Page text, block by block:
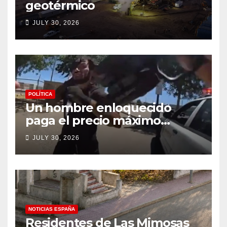
geotérmico
JULY 30, 2026
POLÍTICA
Un hombre enloquecido
paga el precio máximo
después de llevar un cuchillo
a un tiroteo con agentes del
condado de Los Ángeles
(VIDEO) * The Gateway
Pundit * por Cullen
Linebarger
JULY 30, 2026
NOTICIAS ESPAÑA
Residentes de Las Mimosas